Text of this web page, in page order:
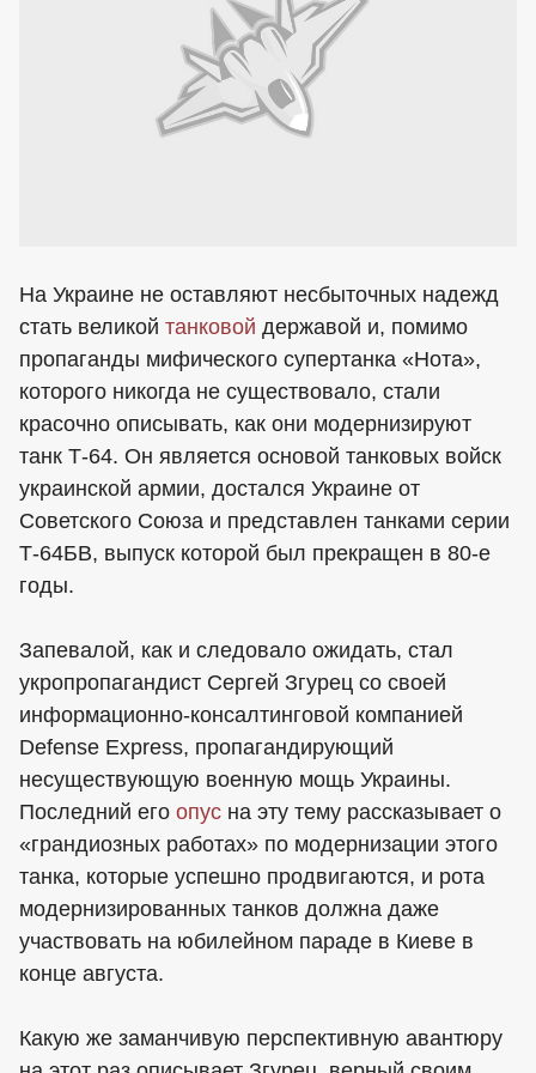
На Украине не оставляют несбыточных надежд
стать великой танковой державой и, помимо
пропаганды мифического супертанка «Нота»,
которого никогда не существовало, стали
красочно описывать, как они модернизируют
танк Т-64. Он является основой танковых войск
украинской армии, достался Украине от
Советского Союза и представлен танками серии
Т-64БВ, выпуск которой был прекращен в 80-е
годы.
Запевалой, как и следовало ожидать, стал
укропропагандист Сергей Згурец со своей
информационно-консалтинговой компанией
Defense Express, пропагандирующий
несуществующую военную мощь Украины.
Последний его опус на эту тему рассказывает о
«грандиозных работах» по модернизации этого
танка, которые успешно продвигаются, и рота
модернизированных танков должна даже
участвовать на юбилейном параде в Киеве в
конце августа.
Какую же заманчивую перспективную авантюру